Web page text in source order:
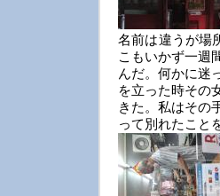
名前は違うが場
こもいかず一週
んだ。何かに迷
を立った時その
きた。私はその
って別れたこと